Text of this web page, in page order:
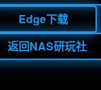
Edge下载
返回NAS研玩社